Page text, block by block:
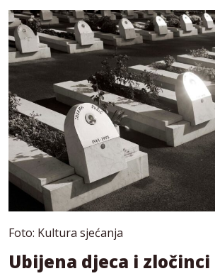
Foto: Kultura sjećanja
Ubijena djeca i